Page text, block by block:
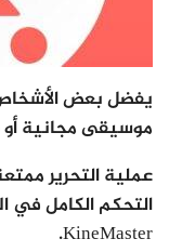
يفضل بعض
موسيقى مجانية أو
عملية التحرير
التحكم الكامل في
KineMaster.